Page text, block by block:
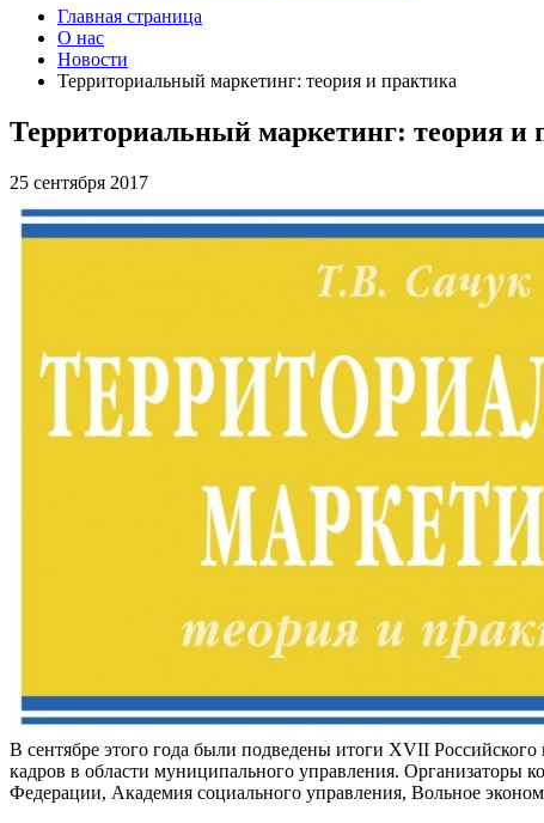
Главная страница
О нас
Новости
Территориальный маркетинг: теория и практика
Территориальный маркетинг: теория и
25 сентября 2017
В сентябре этого года были подведены итоги XVII
кадров в области муниципального управления. Организаторы
Федерации, Академия социального управления, Вольное